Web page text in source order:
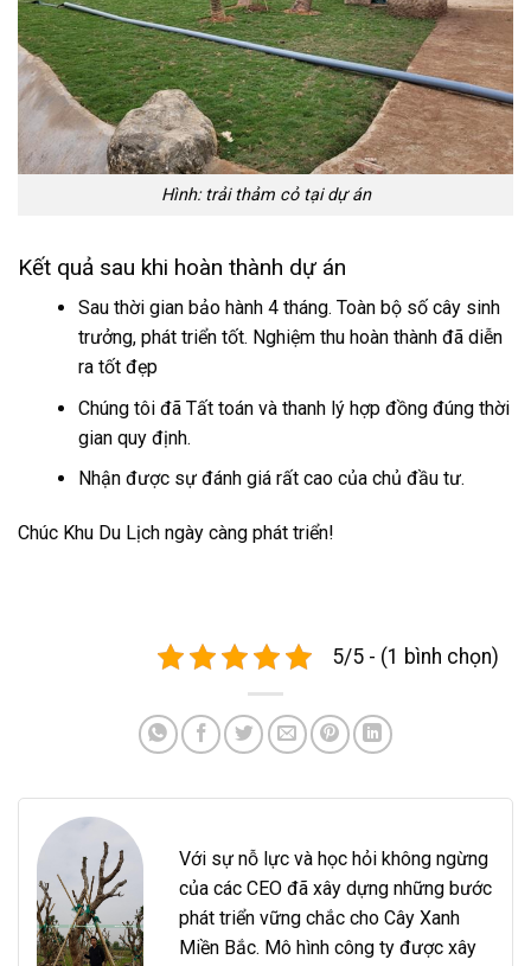
Hình: trải thảm cỏ tại dự án
Kết quả sau khi hoàn thành dự án
Sau thời gian bảo hành 4 tháng. Toàn bộ số cây sinh
trưởng, phát triển tốt. Nghiệm thu hoàn thành đã diễn
ra tốt đẹp
Chúng tôi đã Tất toán và thanh lý hợp đồng đúng thời
gian quy định.
Nhận được sự đánh giá rất cao của chủ đầu tư.
Chúc Khu Du Lịch ngày càng phát triển!
5/5 - (1 bình chọn)
Với sự nỗ lực và học hỏi không ngừng
của các CEO đã xây dựng những bước
phát triển vững chắc cho Cây Xanh
Miền Bắc. Mô hình công ty được xây